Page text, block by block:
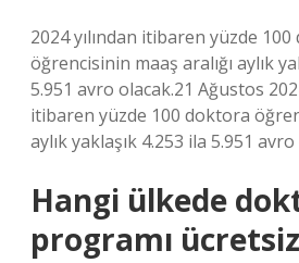
2024 yılından itibaren yüzde
öğrencisinin maaş aralığı aylık
5.951 avro olacak.21 Ağustos
itibaren yüzde 100 doktora
aylık yaklaşık 4.253 ila 5.951
Hangi ülkede
programı